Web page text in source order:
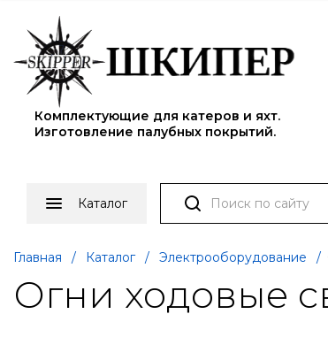
Комплектующие для катеров и яхт.
Изготовление палубных покрытий.
Каталог
Главная / Каталог / Электрооборудование /
Огни ходовые